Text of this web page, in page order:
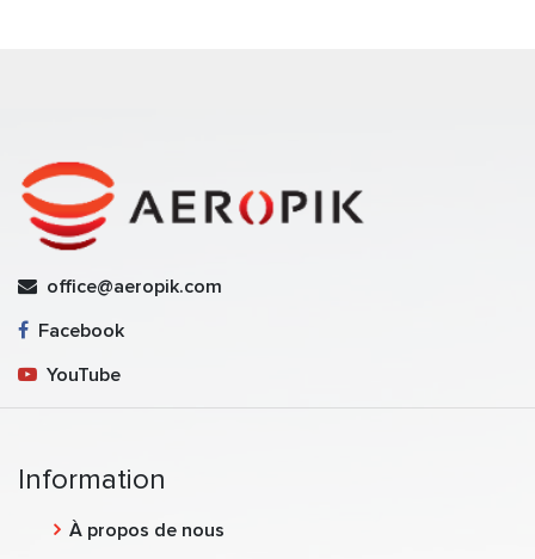
office@aeropik.com
Facebook
YouTube
Information
À propos de nous